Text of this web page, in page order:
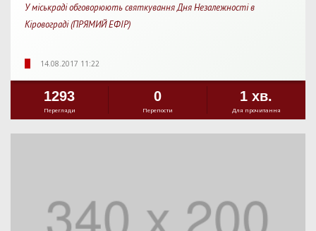
У міськраді обговорюють святкування Дня Незалежності в
Кіровограді (ПРЯМИЙ ЕФІР)
14.08.2017 11:22
1293
Перегляди
0
Перепости
1 хв.
Для прочитання